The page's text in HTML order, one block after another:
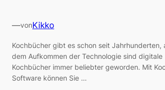
—vonKikko
Kochbücher gibt es schon seit Jahrhunderten,
dem Aufkommen der Technologie sind digitale
Kochbücher immer beliebter geworden. Mit
Software können Sie …